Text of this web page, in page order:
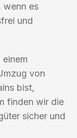
wenn es
und
von
bist,
finden wir die
sicher und